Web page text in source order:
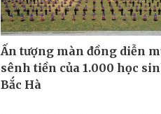
Ấn tượng màn đồng diễn
sênh tiền của 1.000 học
Bắc Hà